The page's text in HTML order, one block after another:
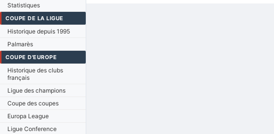
Statistiques
COUPE DE LA LIGUE
Historique depuis 1995
Palmarès
COUPE D'EUROPE
Historique des clubs
français
Ligue des champions
Coupe des coupes
Europa League
Ligue Conference